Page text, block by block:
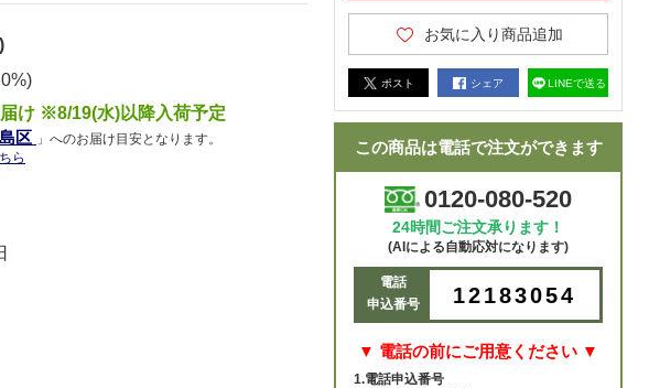
け ※8/19(水)以降入荷予定
区 」へのお届け目安となります。
ら
お気に入り商品追加
ポスト シェア LINEで送る
この商品は電話で注文ができます
0120-080-520
24時間ご注文承ります！
(AIによる自動応対になります)
電話
申込番号
12183054
▼ 電話の前にご用意ください ▼
1.電話申込番号